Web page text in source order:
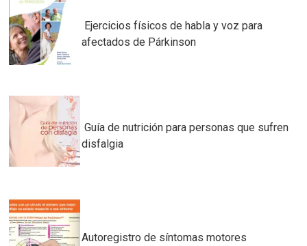
Ejercicios físicos de habla y voz para
afectados de Párkinson
Guía de nutrición para personas que sufren
disfalgia
Autoregistro de síntomas motores